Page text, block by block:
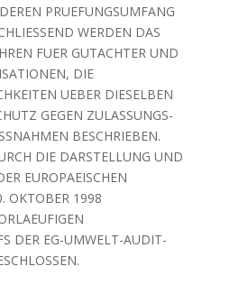
PRUEFUNGSUMFANG
WERDEN DAS
FUER GUTACHTER UND
DIE
UEBER DIESELBEN
GEGEN ZULASSUNGS-
BESCHRIEBEN.
DIE DARSTELLUNG UND
EUROPAEISCHEN
OKTOBER 1998
DER EG-UMWELT-AUDIT-